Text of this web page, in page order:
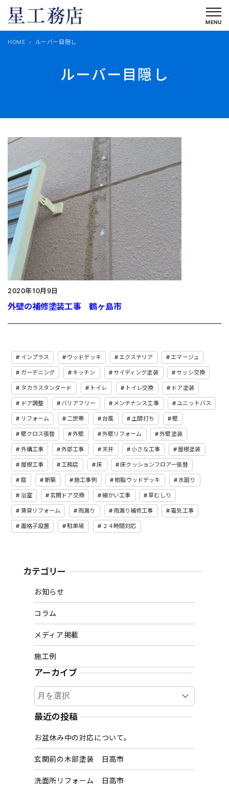
を
MENU
ルーバー目隠し
HOME ルーバー目隠し
2020年10月9日
外壁の補修塗装工事 鶴ヶ島市
インプラス ウッドデッキ エクステリア エマージュ
ガーデニング キッチン サイディング塗装 サッシ交換
タカラスタンダード トイレ トイレ交換 ドア塗装
ドア調整 バリアフリー メンテナンス工事 ユニットバス
リフォーム 二世帯 台風 土間打ち 壁
壁クロス張替 外壁 外壁リフォーム 外壁塗装
外構工事 外部工事 天井 小さな工事 屋根塗装
屋根工事 工務店 床 床クッションフロアー張替
庭 新築 施工事例 樹脂ウッドデッキ 水廻り
浴室 玄関ドア交換 細かい工事 草むしり
賃貸リフォーム 雨漏り 雨漏り補修工事 電気工事
面格子設置 駐車場 ２４時間対応
カテゴリー
お知らせ
コラム
メディア掲載
施工例
アーカイブ
ア
ー
カ
ブ
最近の投稿
お盆休み中の対応について。
玄関前の木部塗装 日高市
洗面所リフォーム 日高市